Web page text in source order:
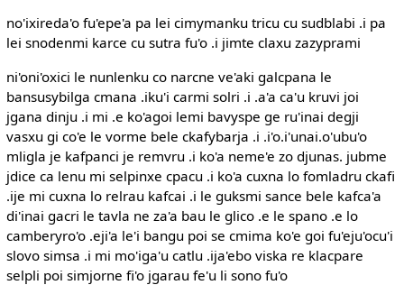
no'ixireda'o fu'epe'a pa lei cimymanku tricu cu sudblabi .i pa
lei snodenmi karce cu sutra fu'o .i jimte claxu zazyprami
ni'oni'oxici le nunlenku co narcne ve'aki galcpana le
bansusybilga cmana .iku'i carmi solri .i .a'a ca'u kruvi joi
jgana dinju .i mi .e ko'agoi lemi bavyspe ge ru'inai degji
vasxu gi co'e le vorme bele ckafybarja .i .i'o.i'unai.o'ubu'o
mligla je kafpanci je remvru .i ko'a neme'e zo djunas. jubme
jdice ca lenu mi selpinxe cpacu .i ko'a cuxna lo fomladru ckafi
.ije mi cuxna lo relrau kafcai .i le guksmi sance bele kafca'a
di'inai gacri le tavla ne za'a bau le glico .e le spano .e lo
camberyro'o .eji'a le'i bangu poi se cmima ko'e goi fu'eju'ocu'i
slovo simsa .i mi mo'iga'u catlu .ija'ebo viska re klacpare
selpli poi simjorne fi'o jgarau fe'u li sono fu'o